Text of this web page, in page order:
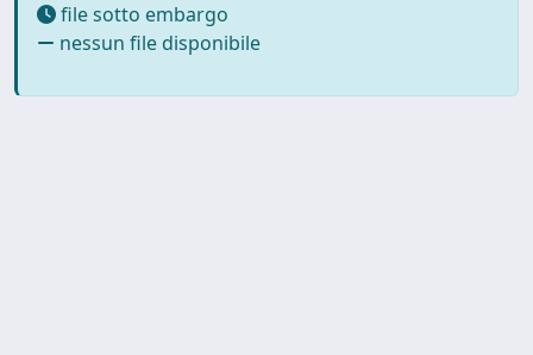
file sotto embargo
nessun file disponibile